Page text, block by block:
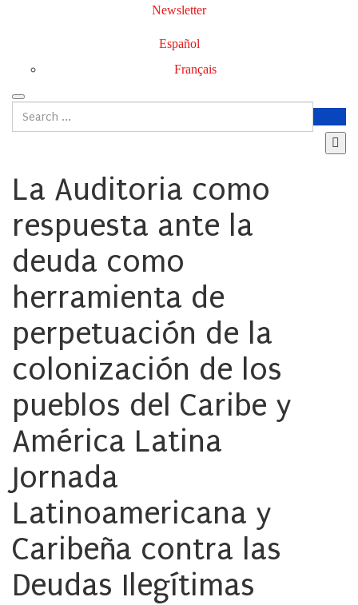
Newsletter
Español
Français
La Auditoria como
respuesta ante la
deuda como
herramienta de
perpetuación de la
colonización de los
pueblos del Caribe y
América Latina
Jornada
Latinoamericana y
Caribeña contra las
Deudas Ilegítimas